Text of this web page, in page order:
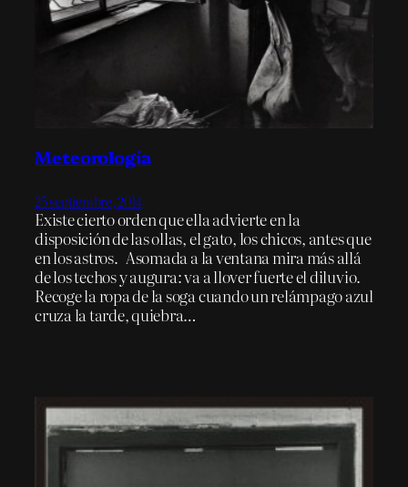
Meteorología
25 septiembre, 2014
Existe cierto orden que ella advierte en la
disposición de las ollas, el gato, los chicos, antes que
en los astros. Asomada a la ventana mira más allá
de los techos y augura: va a llover fuerte el diluvio.
Recoge la ropa de la soga cuando un relámpago azul
cruza la tarde, quiebra…